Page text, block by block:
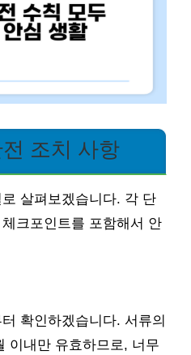
조치 사항
살펴보겠습니다. 각 단
크포인트를 포함해서 안
확인하겠습니다. 서류의
이내만 유효하므로, 너무